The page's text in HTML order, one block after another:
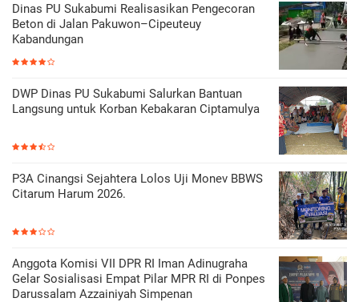
Dinas PU Sukabumi Realisasikan Pengecoran
Beton di Jalan Pakuwon–Cipeuteuy
Kabandungan
DWP Dinas PU Sukabumi Salurkan Bantuan
Langsung untuk Korban Kebakaran Ciptamulya
P3A Cinangsi Sejahtera Lolos Uji Monev BBWS
Citarum Harum 2026.
Anggota Komisi VII DPR RI Iman Adinugraha
Gelar Sosialisasi Empat Pilar MPR RI di Ponpes
Darussalam Azzainiyah Simpenan